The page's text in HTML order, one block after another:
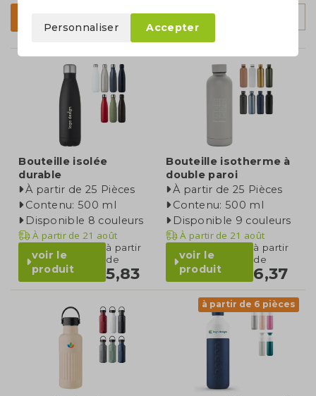
Trier par
Bouteille isolée
durable
À partir de 25 Pièces
Contenu: 500 ml
Disponible 8 couleurs
À partir de 21 août
voir le
produit
à partir
de
5,83
Bouteille isotherme à
double paroi
À partir de 25 Pièces
Contenu: 500 ml
Disponible 9 couleurs
À partir de 21 août
voir le
produit
à partir
de
6,37
à partir de 6 pièces
Personnaliser Accepter